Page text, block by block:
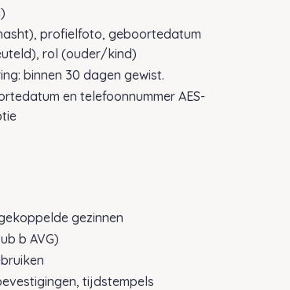
profielfoto, geboortedatum
rol (ouder/kind)
binnen 30 dagen gewist.
en telefoonnummer AES-
gezinnen
b AVG)
tijdstempels